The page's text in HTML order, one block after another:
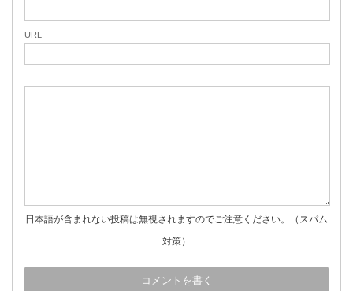
URL
日本語が含まれない投稿は無視されますのでご注意ください。（スパム
対策）